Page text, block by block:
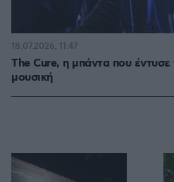
The Cure, η μπάντα που
μουσική
18.07.2026, 11:47